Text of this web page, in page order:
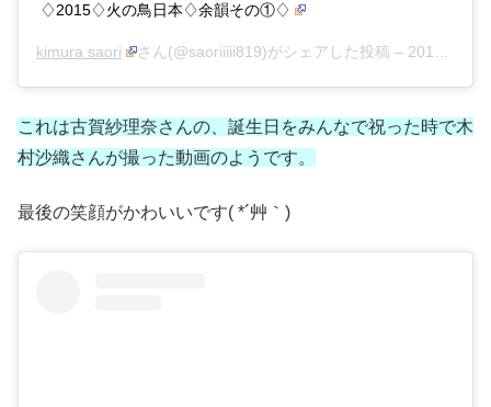
♢2015♢火の鳥日本♢余韻その①♢
kimura saori さん(@saoriiiii819)がシェアした投稿 – 2015年 9月月9日午前2時25分PDT
これは古賀紗理奈さんの、誕生日をみんなで祝った時で木
村沙織さんが撮った動画のようです。
最後の笑顔がかわいいです( *´艸｀)